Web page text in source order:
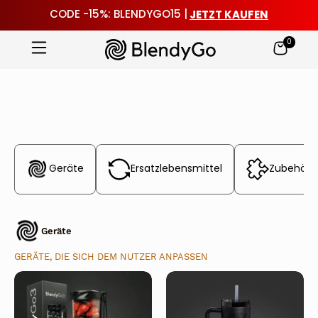
CODE -15%: BLENDYGO15 |JETZT KAUFEN
0
Geräte Ersatzlebensmittel Zubehör
Geräte
GERÄTE, DIE SICH DEM NUTZER ANPASSEN